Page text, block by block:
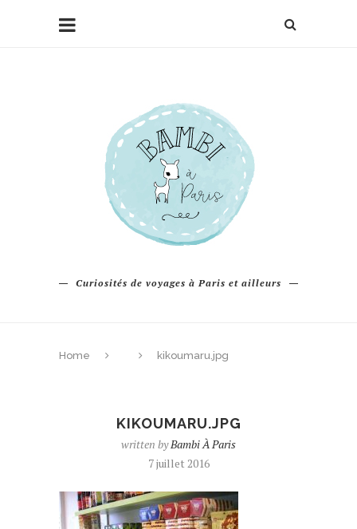
Curiosités de voyages à Paris et ailleurs
Home kikoumaru.jpg
KIKOUMARU.JPG
written byBambi À Paris
7 juillet 2016